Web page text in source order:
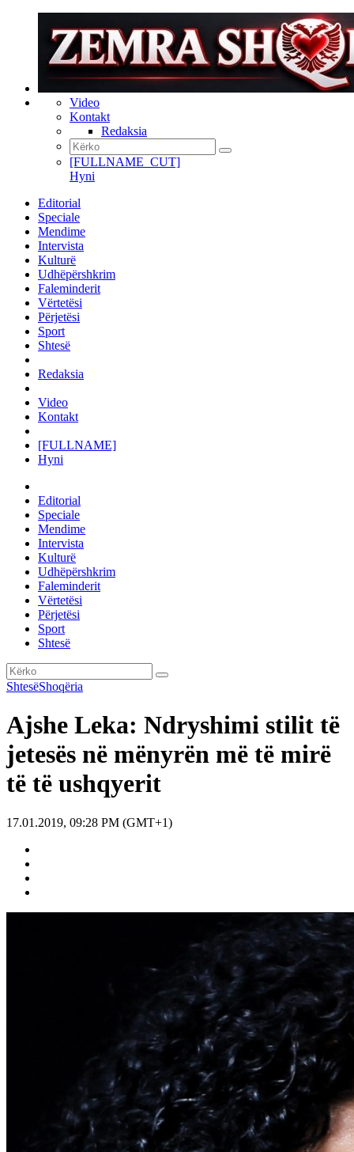
Video
Kontakt
Redaksia
[FULLNAME_CUT]
Hyni
Editorial
Speciale
Mendime
Intervista
Kulturë
Udhëpërshkrim
Faleminderit
Vërtetësi
Përjetësi
Sport
Shtesë
Redaksia
Video
Kontakt
[FULLNAME]
Hyni
Editorial
Speciale
Mendime
Intervista
Kulturë
Udhëpërshkrim
Faleminderit
Vërtetësi
Përjetësi
Sport
Shtesë
ShtesëShoqëria
Ajshe Leka: Ndryshimi stilit të
jetesës në mënyrën më të mirë
të të ushqyerit
17.01.2019, 09:28 PM (GMT+1)